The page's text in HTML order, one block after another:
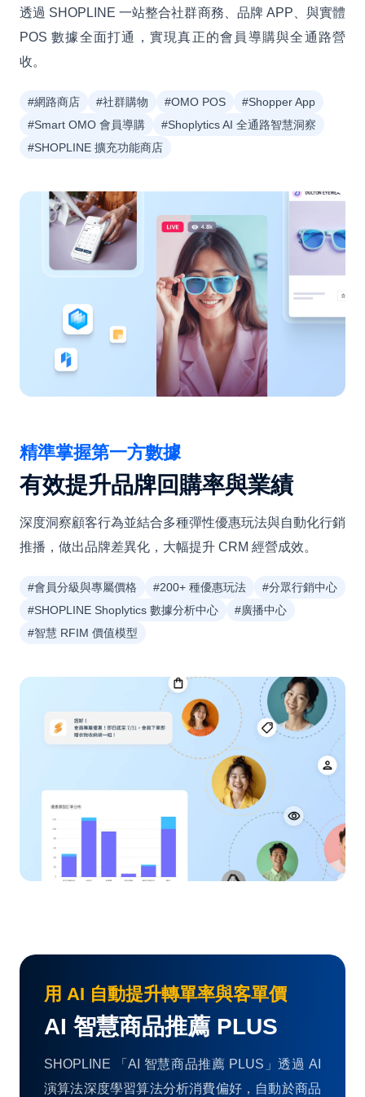
透過 SHOPLINE 一站整合社群商務、品牌 APP、與實體
POS 數據全面打通，實現真正的會員導購與全通路營
收。
#網路商店 #社群購物 #OMO POS
#Shopper App
#Smart OMO 會員導購
#Shoplytics AI 全通路智慧洞察
#SHOPLINE 擴充功能商店
精準掌握第一方數據
有效提升品牌回購率與業績
深度洞察顧客行為並結合多種彈性優惠玩法與自動化行銷
推播，做出品牌差異化，大幅提升 CRM 經營成效。
#會員分級與專屬價格 #200+ 種優惠玩法
#分眾行銷中心
#SHOPLINE Shoplytics 數據分析中心
#廣播中心
#智慧 RFIM 價值模型
用 AI 自動提升轉單率與客單價
AI 智慧商品推薦 PLUS
SHOPLINE 「AI 智慧商品推薦 PLUS」透過 AI
演算法深度學習算法分析消費偏好，自動於商品